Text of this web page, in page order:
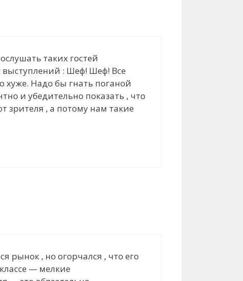
таких гостей
выступлений : Шеф! Шеф! Все
хуже. Надо бы гнать поганой
и убедительно показать , что
зрителя , а потому нам такие
рынок , но огорчался , что его
— мелкие